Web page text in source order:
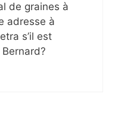
de graines à
adresse à
s’il est
Bernard?